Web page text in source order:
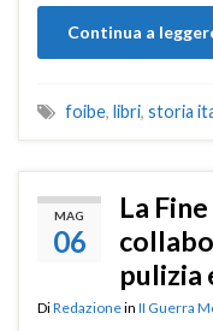
Continua a
foibe, libri, storia
MAG
06
La
pulizia
DiRedazionein II Guerra